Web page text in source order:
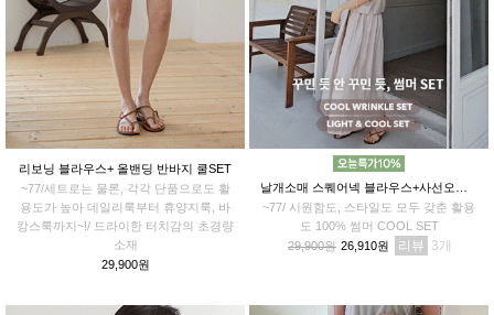
리보닝 블라우스+ 올밴딩 반바지 쿨SET
~77/세트로는 물론, 각각 단품으로도 활
용도가 높아 데일리룩부터 휴양지룩, 바
캉스룩까지~!/ 드라이한 터치감의 초경량
소재
29,900원
~77/ 시원함도, 스타일도 모두 갖춘 활용
도 100% 썸머 COOL SET
29,900원 26,910원 리뷰 3